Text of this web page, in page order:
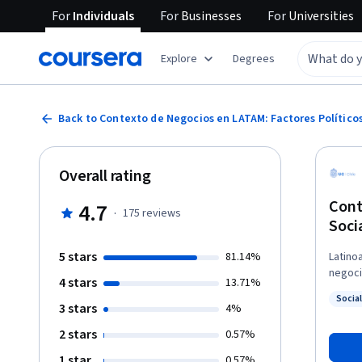
ForIndividuals ForBusinesses ForUniversities
Explore Degrees
Back to Contexto de Negocios en LATAM: Factores
esta región. A través de este curso,
Overall rating
4.7 · 175 reviews
5 stars 81.14%
4 stars 13.71%
3 stars 4%
2 stars 0.57%